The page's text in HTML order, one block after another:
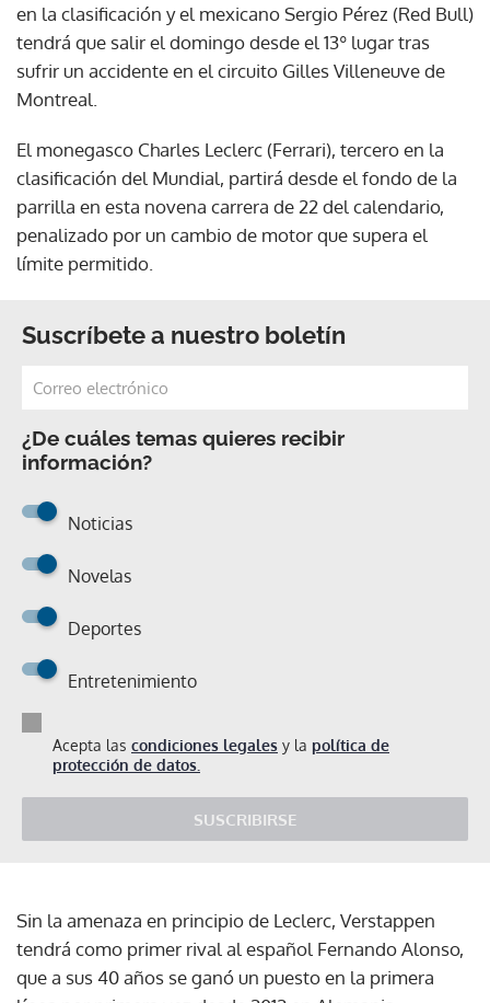
en la clasificación y el mexicano Sergio Pérez (Red Bull)
tendrá que salir el domingo desde el 13º lugar tras
sufrir un accidente en el circuito Gilles Villeneuve de
Montreal.
El monegasco Charles Leclerc (Ferrari), tercero en la
clasificación del Mundial, partirá desde el fondo de la
parrilla en esta novena carrera de 22 del calendario,
penalizado por un cambio de motor que supera el
límite permitido.
Suscríbete a nuestro boletín
¿De cuáles temas quieres recibir
información?
Noticias
Novelas
Deportes
Entretenimiento
Acepta las condiciones legales y la política de
protección de datos.
SUSCRIBIRSE
Sin la amenaza en principio de Leclerc, Verstappen
tendrá como primer rival al español Fernando Alonso,
que a sus 40 años se ganó un puesto en la primera